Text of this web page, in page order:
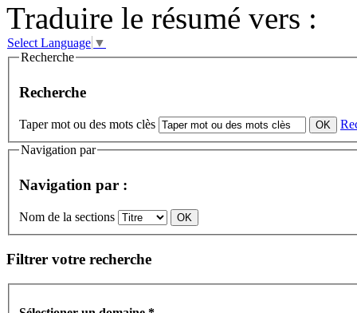
Traduire le résumé vers :
Select Language ▼
Recherche
Recherche
Taper mot ou des mots clès
Navigation par
Navigation par :
Nom de la sections
Filtrer votre recherche